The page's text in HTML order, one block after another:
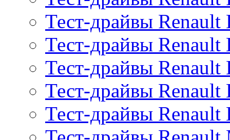
Тест-драйвы Renault
Тест-драйвы Renault
Тест-драйвы Renault
Тест-драйвы Renault
Тест-драйвы Renault